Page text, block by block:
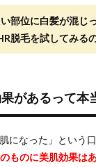
部位に白髪が混じ
脱毛を試してみる
があるって本
になった」という
ものに美肌効果は